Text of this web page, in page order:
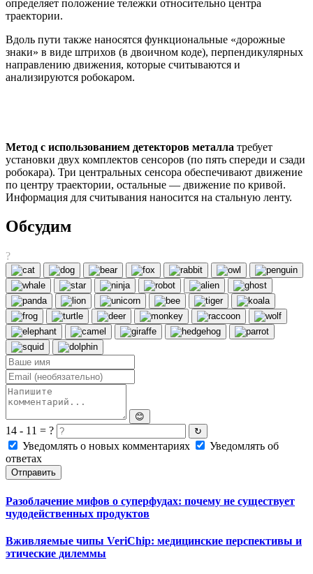
определяет положение тележки относительно центра
траектории.
Вдоль пути также наносятся функциональные «дорожные
знаки» в виде штрихов (в двоичном коде), перпендикулярных
направлению движения, которые считываются и
анализируются робокаром.
Метод с использованием детекторов металла требует
установки двух комплектов сенсоров (по пять спереди и сзади
робокара). Три центральных сенсора обеспечивают движение
по центру траектории, остальные — движение по кривой.
Информация для считывания наносится на стальную ленту.
Обсудим
?
😊
14 - 11 = ? ↻
Уведомлять о новых комментариях
Уведомлять об
ответах
Отправить
Разоблачение мифов о суперфудах: почему не существует
чудодейственных продуктов
Вживляемые чипы VeriChip: медицинские перспективы и
этические дилеммы